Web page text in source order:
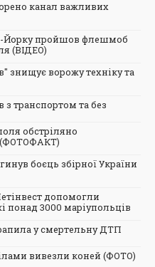
канал важливих
Йорку пройшов флешмоб
(ВІДЕО)
знищує ворожу техніку та
з транспортом та без
обстріляно
(ФОТОФАКТ)
боєць збірної України
допомогли
понад 3000 маріупольців
у смертельну ДТП
вивезли коней (ФОТО)